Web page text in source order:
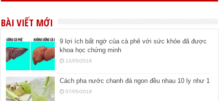
BÀI VIẾT MỚI
9 lợi ích bất ngờ của cà phê với sức khỏe đã được
khoa học chứng minh
12/05/2019
Cách pha nước chanh đá ngon đều nhau 10 ly như 1
07/05/2019